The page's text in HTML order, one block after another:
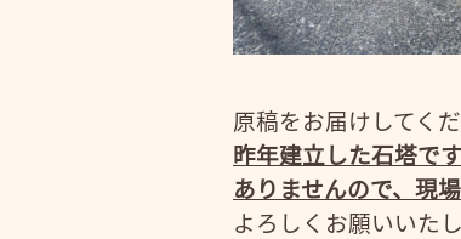
原稿をお届けしてく
昨年建立した石塔で
ありませんので、現
よろしくお願いいたし